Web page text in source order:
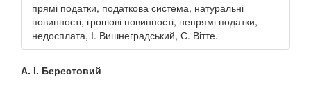
прямі податки, податкова система, натуральні
повинності, грошові повинності, непрямі податки,
недосплата, І. Вишнеградський, С. Вітте.
Main
А. І. Берестовий